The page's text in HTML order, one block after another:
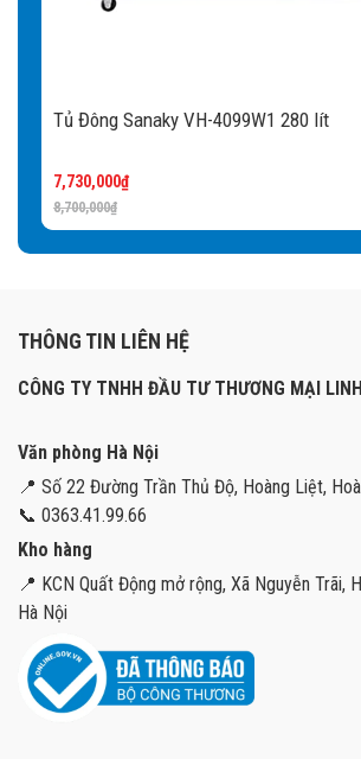
Tủ Đông Sanaky VH-4099W1 280 lít
8,700,000₫
7,730,000₫
THÔNG TIN LIÊN HỆ
CÔNG TY TNHH ĐẦU TƯ THƯƠNG MẠI
Văn phòng Hà Nội
📍 Số 22 Đường Trần Thủ Độ, Hoàng Liệt,
📞 0363.41.99.66
Kho hàng
📍 KCN Quất Động mở rộng, Xã Nguyễn Trãi,
Hà Nội